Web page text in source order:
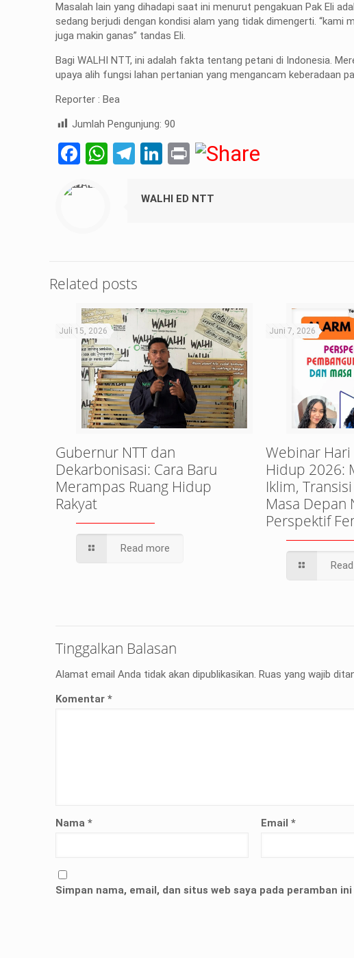
Masalah lain yang dihadapi saat ini menurut pengakuan Pak Eli
sedang berjudi dengan kondisi alam yang tidak dimengerti. “kami
juga makin ganas” tandas Eli.
Bagi WALHI NTT, ini adalah fakta tentang petani di Indonesia.
upaya alih fungsi lahan pertanian yang mengancam keberadaan
Reporter : Bea
Jumlah Pengunjung: 90
Facebook
WhatsApp
Telegram
LinkedIn
Print
WALHI ED NTT
Related posts
Juli 15, 2026
Gubernur NTT dan
Dekarbonisasi: Cara Baru
Merampas Ruang Hidup
Rakyat
Read more
Juni 7, 2026
Webinar Hari
Hidup 2026:
Iklim,
Masa Depan
Perspektif
Tinggalkan Balasan
Alamat email Anda tidak akan dipublikasikan. Ruas yang wajib
Komentar*
Nama* Email*
Simpan nama, email, dan situs web saya pada peramban